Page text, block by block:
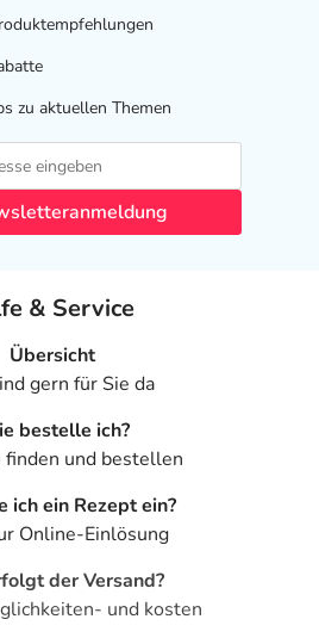
zu aktuellen Themen
& Service
Übersicht
gern für Sie da
bestelle ich?
finden und bestellen
ich ein Rezept ein?
Online-Einlösung
der Versand?
und kosten